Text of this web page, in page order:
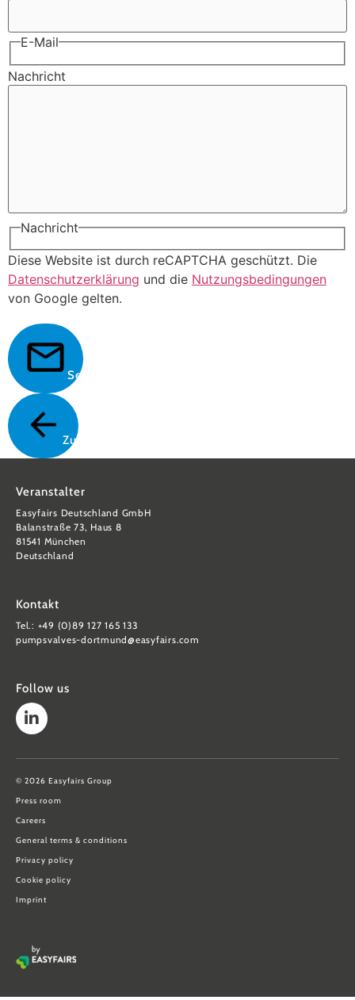
E-Mail
Nachricht
Nachricht
Diese Website ist durch reCAPTCHA geschützt. Die
Datenschutzerklärung und die Nutzungsbedingungen
von Google gelten.
Senden
Zurück
Veranstalter
Easyfairs Deutschland GmbH
Balanstraße 73, Haus 8
81541 München
Deutschland
Kontakt
Tel.: +49 (0)89 127 165 133
pumpsvalves-dortmund@easyfairs.com
Follow us
© 2026 Easyfairs Group
Press room
Careers
General terms & conditions
Privacy policy
Cookie policy
Imprint